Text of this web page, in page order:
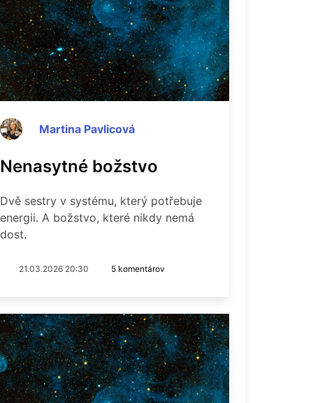
Martina Pavlicová
Nenasytné božstvo
Dvě sestry v systému, který potřebuje
energii. A božstvo, které nikdy nemá
dost.
21.03.2026 20:30 5 komentárov